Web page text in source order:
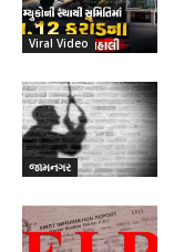
Viral Video
જામનગર